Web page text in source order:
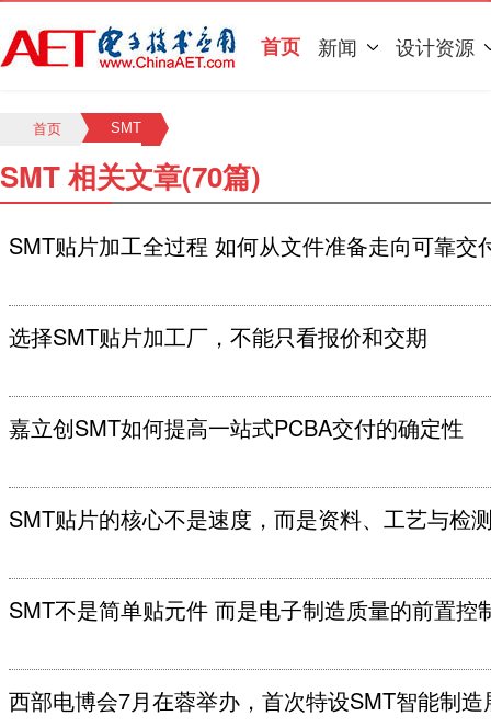
首页 新闻 设计资源
首页 SMT
SMT 相关文章(70篇)
SMT贴片加工全过程 如何从文件准备走向可靠交
选择SMT贴片加工厂，不能只看报价和交期
嘉立创SMT如何提高一站式PCBA交付的确定性
SMT贴片的核心不是速度，而是资料、工艺与检
SMT不是简单贴元件 而是电子制造质量的前置控
西部电博会7月在蓉举办，首次特设SMT智能制造